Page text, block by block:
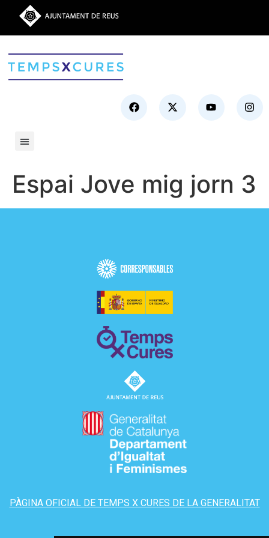
Espai Jove mig jorn 3
PÀGINA OFICIAL DE TEMPS X CURES DE LA GENERALITAT